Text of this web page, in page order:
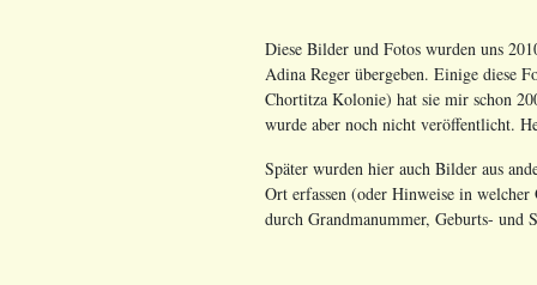
Diese Bilder und Fotos wurden uns
Adina Reger übergeben. Einige diese
Chortitza Kolonie) hat sie mir schon
wurde aber noch nicht veröffentlicht.
Später wurden hier auch Bilder aus
Ort erfassen (oder Hinweise in
durch Grandmanummer, Geburts- und